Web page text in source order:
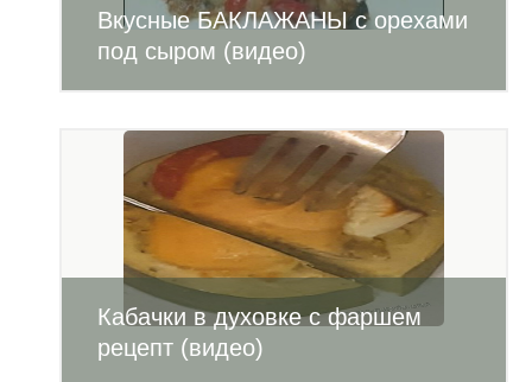
Вкусные БАКЛАЖАНЫ с орехами
под сыром (видео)
Кабачки в духовке с фаршем
рецепт (видео)